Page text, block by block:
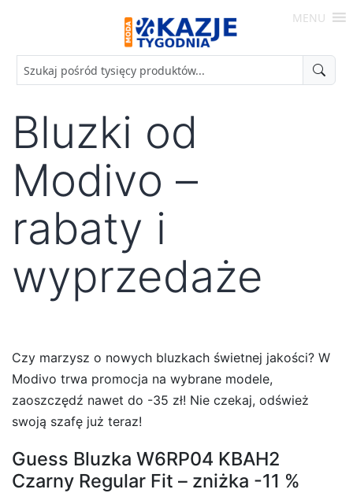
Moda
-
Okazje
MENU
Bluzki od
Modivo –
rabaty i
wyprzedaże
Czy marzysz o nowych bluzkach świetnej jakości? W
Modivo trwa promocja na wybrane modele,
zaoszczędź nawet do -35 zł! Nie czekaj, odśwież
swoją szafę już teraz!
Guess Bluzka W6RP04 KBAH2
Czarny Regular Fit – zniżka -11 %